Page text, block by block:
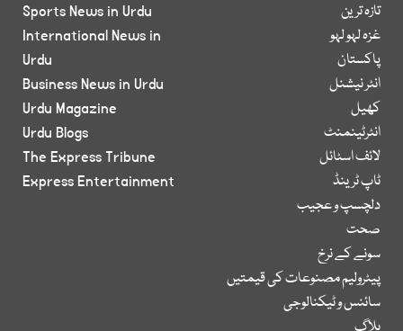
تازہ ترین
غزہ لہو لہو
پاکستان
انٹر نیشنل
کھیل
انٹرٹینمنٹ
لائف اسٹائل
ٹاپ ٹرینڈ
دلچسپ و عجیب
صحت
سونے کے نرخ
پیٹرولیم مصنوعات کی قیمتیں
سائنس و ٹیکنالوجی
Sports News in Urdu
International News in
Urdu
Business News in Urdu
Urdu Magazine
Urdu Blogs
The Express Tribune
Express Entertainment